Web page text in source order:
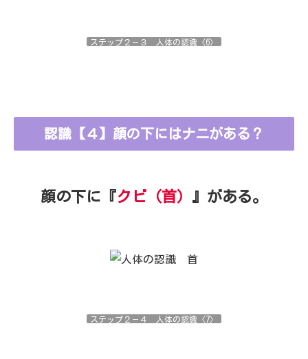
ステップ２－３ 人体の認識〈6〉
認識【４】顔の下にはナニがある？
顔の下に『クビ（首） 』がある。
ステップ２－４ 人体の認識〈7〉